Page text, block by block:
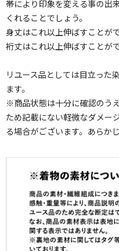
帯により印象を変える事の出
くれることでしょう。
身丈はこれ以上伸ばすことが
裄丈はこれ以上伸ばすことが
リユース品としては目立った
ます。
※商品状態は十分に確認のう
ため記載にない軽微なダメー
る場合がございます。あらか